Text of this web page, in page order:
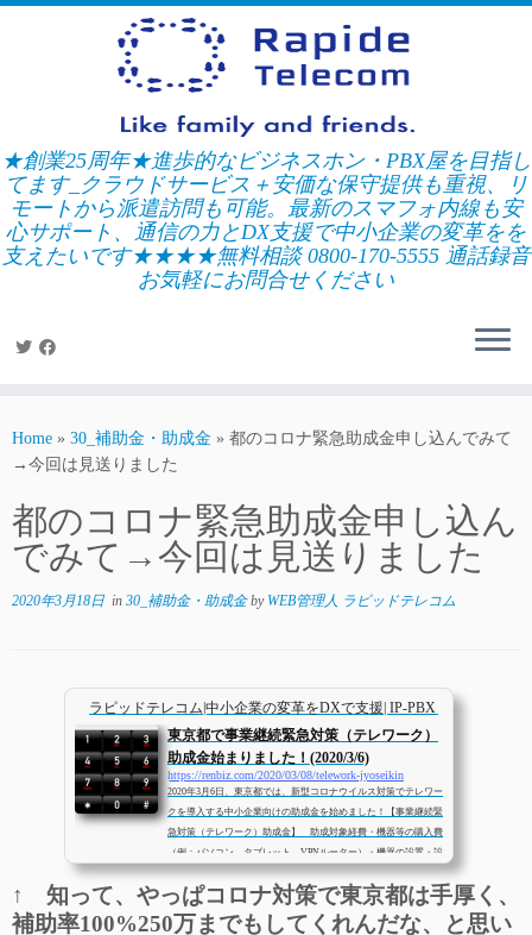
Skip
★創業25周年★進歩的なビジネスホン・PBX屋を目指し
てます_クラウドサービス＋安価な保守提供も重視、リ
モートから派遣訪問も可能。最新のスマフォ内線も安
心サポート、通信の力とDX支援で中小企業の変革をを
支えたいです★★★★無料相談 0800-170-5555 通話録音
お気軽にお問合せください
Home » 30_補助金・助成金 » 都のコロナ緊急助成金申し込んでみて
→今回は見送りました
都のコロナ緊急助成金申し込ん
でみて→今回は見送りました
2020年3月18日 in 30_補助金・助成金by WEB管理人 ラピッドテレコム
ラピッドテレコム|中小企業の変革をDXで支援| IP-PBXとクラウド
東京都で事業継続緊急対策（テレワーク）
助成金始まりました！(2020/3/6)
https://renbiz.com/2020/03/08/telework-jyoseikin
2020年3月6日、東京都では、新型コロナウイルス対策でテレワー
クを導入する中小企業向けの助成金を始めました！【事業継続緊
急対策（テレワーク）助成金】 助成対象経費・機器等の購入費
（例：パソコン、タブレット、VPNルーター）・機器の設置・設
定費 （例：VPNルーター等機器の設置・設定作業費）・保守委
託等の業務委託料（例：機器の保守費用）・導入機器等の導入時
運用サポート費 （例：導入機器等の操作説明マニュアル作成
↑ 知って、やっぱコロナ対策で東京都は手厚く、
補助率100%250万までもしてくれんだな、と思い